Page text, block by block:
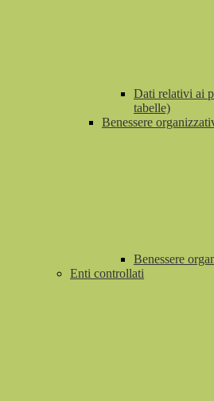
Dati relativi ai
tabelle)
Benessere
Benessere
Enti controllati